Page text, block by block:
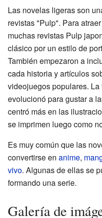
Las novelas ligeras son
revistas "Pulp". Para
muchas revistas Pulp
clásico por un estilo de
También empezaron a
cada historia y artículos
videojuegos populares.
evolucionó para gustar a
centró más en las
se imprimen luego como
Es muy común que las
convertirse en anime,
vivo. Algunas de ellas se
formando una serie.
Galería de